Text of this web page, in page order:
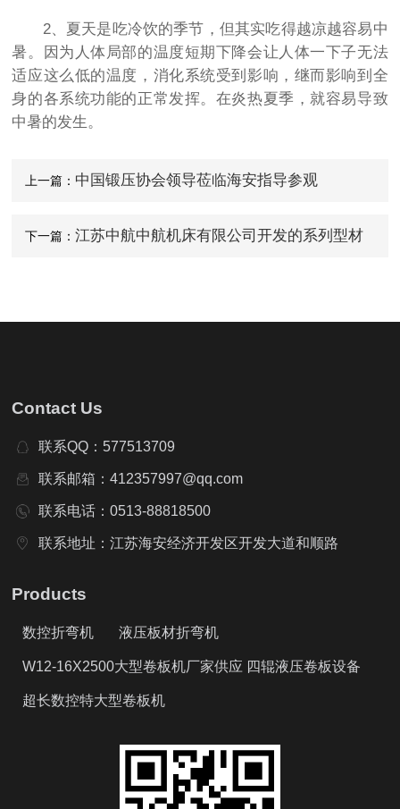
2、夏天是吃冷饮的季节，但其实吃得越凉越容易中
暑。因为人体局部的温度短期下降会让人体一下子无法
适应这么低的温度，消化系统受到影响，继而影响到全
身的各系统功能的正常发挥。在炎热夏季，就容易导致
中暑的发生。
上一篇： 中国锻压协会领导莅临海安指导参观
下一篇： 江苏中航中航机床有限公司开发的系列型材
验！
Contact Us
联系QQ：577513709
联系邮箱：412357997@qq.com
联系电话：0513-88818500
联系地址：江苏海安经济开发区开发大道和顺路
Products
数控折弯机 液压板材折弯机
W12-16X2500大型卷板机厂家供应 四辊液压卷板设备
超长数控特大型卷板机